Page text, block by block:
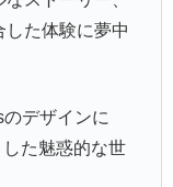
た体験に夢中
デザインに
た魅惑的な世